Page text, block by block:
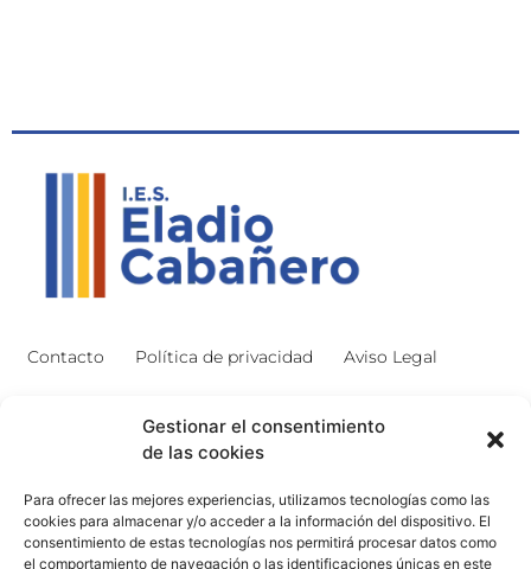
Gestionar el consentimiento
de las cookies
Para ofrecer las mejores experiencias, utilizamos tecnologías como las
cookies para almacenar y/o acceder a la información del dispositivo. El
consentimiento de estas tecnologías nos permitirá procesar datos como
el comportamiento de navegación o las identificaciones únicas en este
Contacto Política de privacidad Aviso Legal
13003129.ies@educastillalamancha.es
C. Ángel Luis Cabañas
Proyectos
Ágora Europa
Melanogaster Catch the Fly